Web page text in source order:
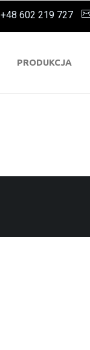
+48 602 219 727
PRODUKCJA